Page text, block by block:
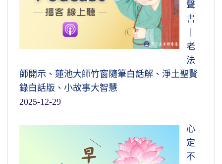
聲
書
老
法
師開示、蓮池大師竹窗隨筆白話解、淨土聖賢
錄白話版、小故事大智慧
2025-12-29
心
定
不